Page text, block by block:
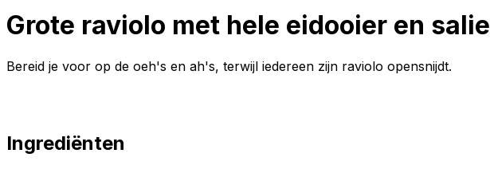
Grote raviolo met hele eidooier en salie
Bereid je voor op de oeh's en ah's, terwijl iedereen zijn raviolo opensnijdt.
Ingrediënten